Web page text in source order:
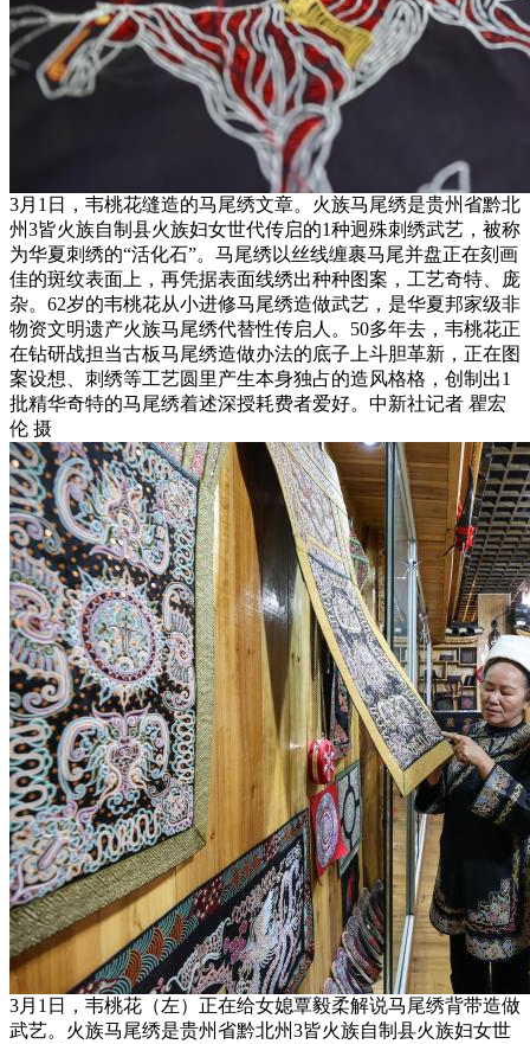
3月1日，韦桃花缝造的马尾绣文章。火族马尾绣是贵州省黔北
州3皆火族自制县火族妇女世代传启的1种迥殊刺绣武艺，被称
为华夏刺绣的“活化石”。马尾绣以丝线缠裹马尾并盘正在刻画
佳的斑纹表面上，再凭据表面线绣出种种图案，工艺奇特、庞
杂。62岁的韦桃花从小进修马尾绣造做武艺，是华夏邦家级非
物资文明遗产火族马尾绣代替性传启人。50多年去，韦桃花正
在钻研战担当古板马尾绣造做办法的底子上斗胆革新，正在图
案设想、刺绣等工艺圆里产生本身独占的造风格格，创制出1
批精华奇特的马尾绣着述深授耗费者爱好。中新社记者 瞿宏
伦 摄
3月1日，韦桃花（左）正在给女媳覃毅柔解说马尾绣背带造做
武艺。火族马尾绣是贵州省黔北州3皆火族自制县火族妇女世